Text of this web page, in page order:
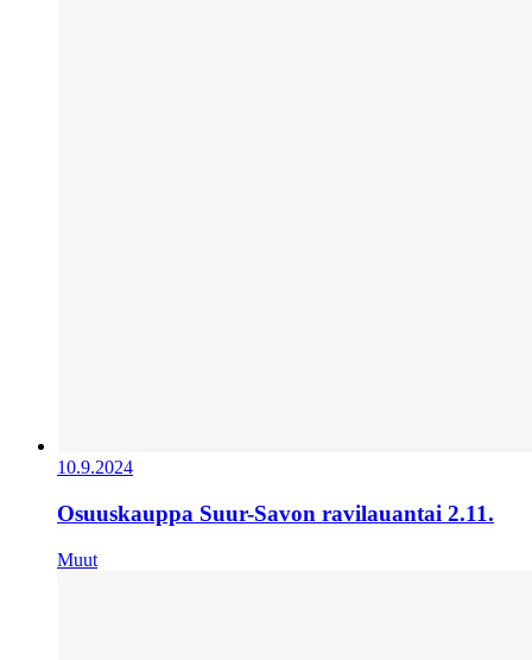
10.9.2024
Osuuskauppa Suur-Savon ravilauantai 2.11.
Muut